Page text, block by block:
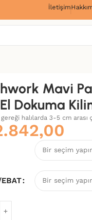
var!
İletişim
Mavi
Dokuma
gereği halılarda 3-5 cm arası